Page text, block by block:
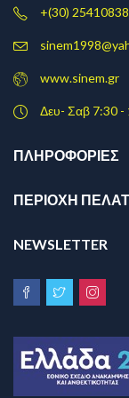
+(30)
www.sinem.gr
Δευ- Σαβ 7:30 -
ΠΛΗΡΟΦΟΡΊΕΣ
ΠΕΡΙΟΧΗ
NEWSLETTER